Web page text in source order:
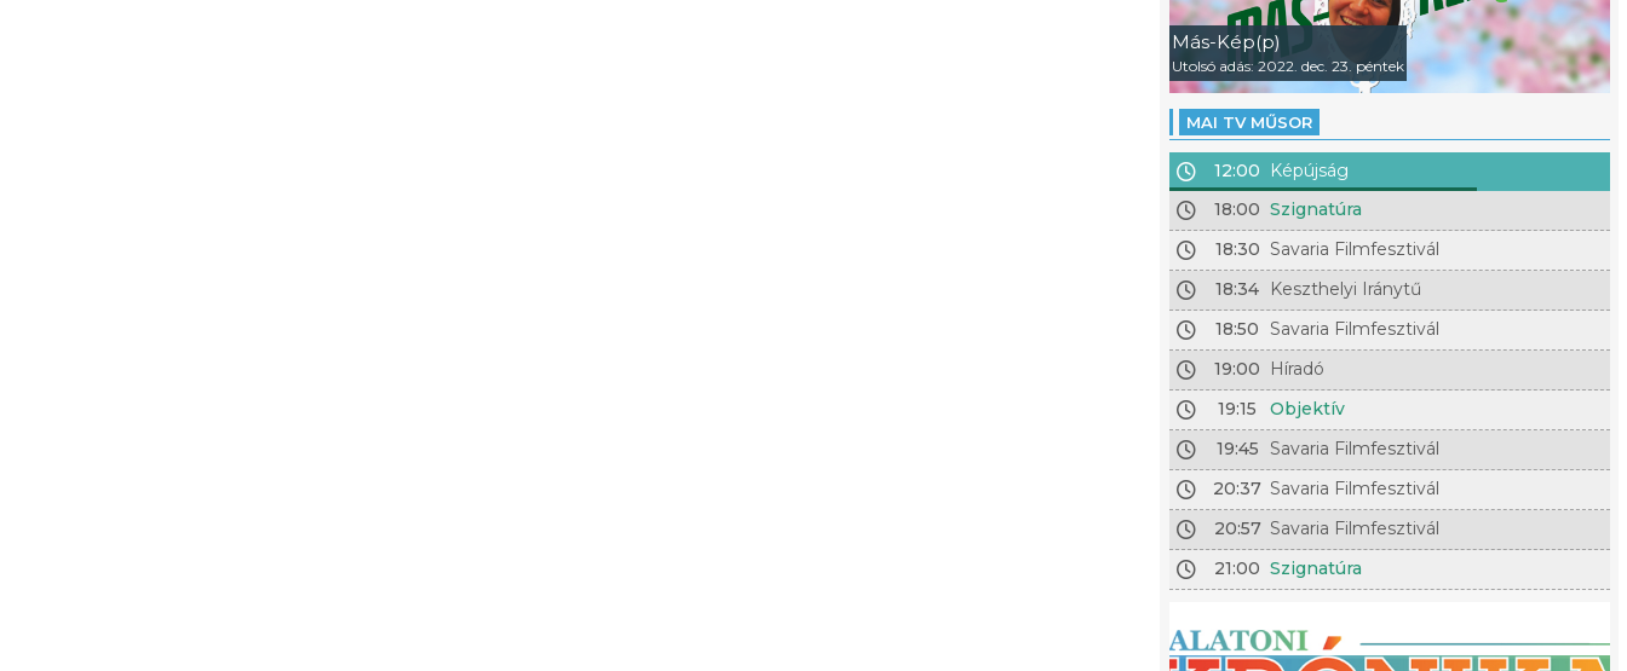
Más-Kép(p)
Utolsó adás: 2022. dec. 23. péntek
MAI TV MŰSOR
12:00
Képújság
18:00 Szignatúra
18:30 Savaria Filmfesztivál
18:34
Keszthelyi Iránytű
18:50 Savaria Filmfesztivál
19:00
Híradó
19:15
Objektív
19:45
Savaria Filmfesztivál
20:37 Savaria Filmfesztivál
20:57 Savaria Filmfesztivál
21:00 Szignatúra